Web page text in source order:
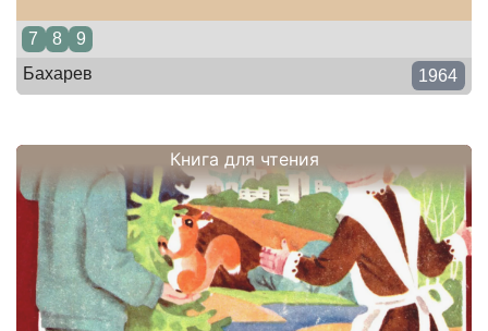
7 8
9
Бахарев
1964
Книга для чтения